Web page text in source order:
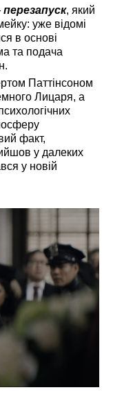
перезапуск, який
уже відомі
в основі
та подача
Паттінсоном
Лицаря, а
факт,
у далеких
у новій